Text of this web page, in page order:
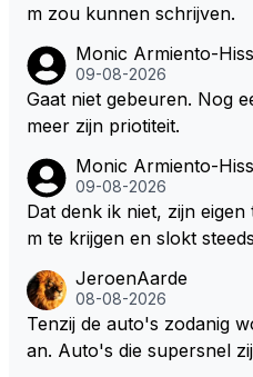
m zou kunnen schrijven.
Monic Armiento-
09-08-2026
Gaat niet gebeuren. Nog
meer zijn priotiteit.
Monic Armiento-
09-08-2026
Dat denk ik niet, zijn
m te krijgen en slokt
en zullen ben ik bang niet
en. Mocht het wel zo zijn
guit 5 jaar maar echt niet
JeroenAarde
08-08-2026
Tenzij de auto's zodanig
an. Auto's die supersnel zijn en waarbij inhalen en v